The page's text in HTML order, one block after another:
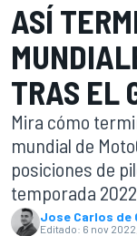
ASÍ
TRAS EL
Mira cómo
mundial de
posiciones de
temporada 2022.
Jose Carlos de
Editado: 6 nov